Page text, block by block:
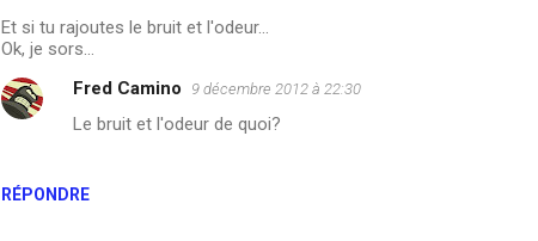
Et si tu rajoutes le bruit et l'odeur...
Ok, je sors...
RÉPONDRE
Fred Camino 9 décembre 2012 à 22:30
Le bruit et l'odeur de quoi?